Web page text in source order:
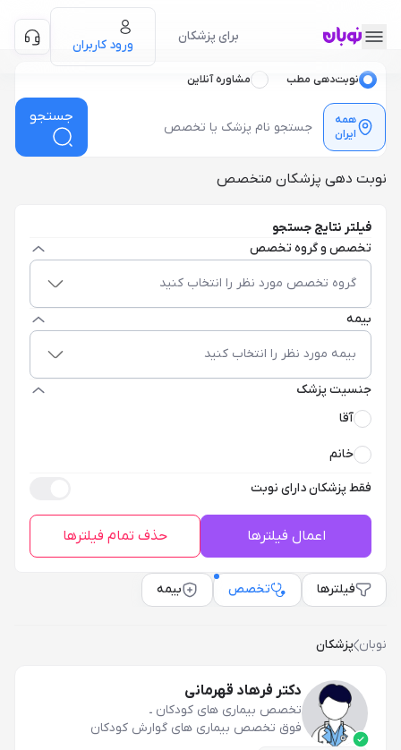
برای پزشکان
ورود کاربران
نوبت‌دهی مطب مشاوره آنلاین
همه
ایران
جستجو
نوبت دهی پزشکان متخصص
فیلتر نتایج جستجو
تخصص و گروه تخصص
گروه تخصص مورد نظر را انتخاب کنید
بیمه
بیمه مورد نظر را انتخاب کنید
جنسیت پزشک
آقا
خانم
فقط پزشکان دارای نوبت
اعمال فیلترها حذف تمام فیلترها
فیلترها تخصص بیمه
نوبان پزشکان
دکتر فرهاد قهرمانی
تخصص بیماری های کودکان ـ
فوق تخصص بیماری های گوارش کودکان